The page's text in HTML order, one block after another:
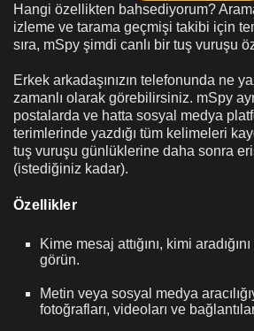
Hangi özellikten bahsediyorum?
izleme ve tarama geçmişi takibi için
sıra, mSpy şimdi canlı bir tuş vuruşu
Erkek arkadaşınızın telefonunda ne
zamanlı olarak görebilirsiniz. mSpy
postalarda ve hatta sosyal medya
terimlerinde yazdığı tüm kelimeleri
tuş vuruşu günlüklerine daha sonra
(istediğiniz kadar).
Özellikler
Kime mesaj attığını, kimi
görün.
Metin veya sosyal medya
fotoğrafları, videoları ve